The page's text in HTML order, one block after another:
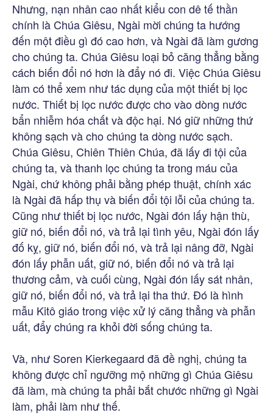
Nhưng, nạn nhân cao nhất kiểu con dê tế thần
chính là Chúa Giêsu, Ngài mời chúng ta hướng
đến một điều gì đó cao hơn, và Ngài đã làm gương
cho chúng ta. Chúa Giêsu loại bỏ căng thẳng bằng
cách biến đổi nó hơn là đẩy nó đi. Việc Chúa Giêsu
làm có thể xem như tác dụng của một thiết bị lọc
nước. Thiết bị lọc nước được cho vào dòng nước
bẩn nhiễm hóa chất và độc hại. Nó giữ những thứ
không sạch và cho chúng ta dòng nước sạch.
Chúa Giêsu, Chiên Thiên Chúa, đã lấy đi tội của
chúng ta, và thanh lọc chúng ta trong máu của
Ngài, chứ không phải bằng phép thuật, chính xác
là Ngài đã hấp thụ và biến đổi tội lỗi của chúng ta.
Cũng như thiết bị lọc nước, Ngài đón lấy hận thù,
giữ nó, biến đổi nó, và trả lại tình yêu, Ngài đón lấy
đố kỵ, giữ nó, biến đổi nó, và trả lại nâng đỡ, Ngài
đón lấy phẫn uất, giữ nó, biến đổi nó và trả lại
thương cảm, và cuối cùng, Ngài đón lấy sát nhân,
giữ nó, biến đổi nó, và trả lại tha thứ. Đó là hình
mẫu Kitô giáo trong việc xử lý căng thẳng và phẫn
uất, đẩy chúng ra khỏi đời sống chúng ta.
Và, như Soren Kierkegaard đã đề nghị, chúng ta
không được chỉ ngưỡng mộ những gì Chúa Giêsu
đã làm, mà chúng ta phải bắt chước những gì Ngài
làm, phải làm như thế.